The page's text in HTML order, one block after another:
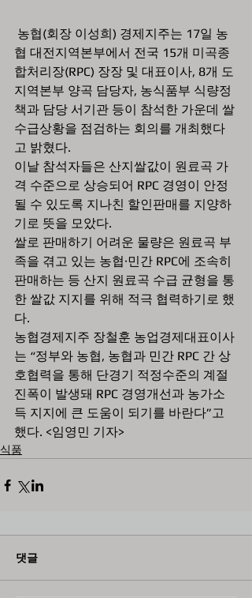
협 대전지역본부에서 전국 15개 미곡종
합처리장(RPC) 장장 및 대표이사, 8개 도
지역본부 양곡 담당자, 농식품부 식량정
책과 담당 서기관 등이 참석한 가운데 쌀
수급상황을 점검하는 회의를 개최했다
고 밝혔다.
이날 참석자들은 산지쌀값이 원료곡 가
격 수준으로 상승되어 RPC 경영이 안정
될 수 있도록 지나친 할인판매를 지양하
기로 뜻을 모았다.
쌀로 판매하기 어려운 물량은 원료곡 부
족을 겪고 있는 농협·민간 RPC에 조속히
판매하는 등 산지 원료곡 수급 균형을 통
한 쌀값 지지를 위해 적극 협력하기로 했
다.
농협경제지주 장철훈 농업경제대표이사
는 “정부와 농협, 농협과 민간 RPC 간 상
호협력을 통해 단경기 적정수준의 계절
진폭이 발생돼 RPC 경영개선과 농가소
득 지지에 큰 도움이 되기를 바란다”고
했다. <임영민 기자>
식품
댓글